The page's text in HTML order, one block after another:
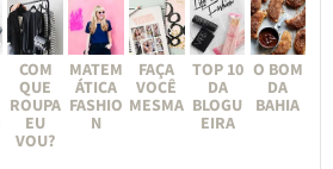
COM
QUE
ROUPA
EU
VOU?
MATEM
ÁTICA
FASHIO
N
FAÇA
VOCÊ
MESMA
TOP 10
DA
BLOGU
EIRA
O BOM
DA
BAHIA